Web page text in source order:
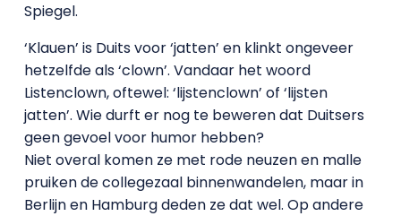
Spiegel.
‘Klauen’ is Duits voor ‘jatten’ en klinkt ongeveer
hetzelfde als ‘clown’. Vandaar het woord
Listenclown, oftewel: ‘lijstenclown’ of ‘lijsten
jatten’. Wie durft er nog te beweren dat Duitsers
geen gevoel voor humor hebben?
Niet overal komen ze met rode neuzen en malle
pruiken de collegezaal binnenwandelen, maar in
Berlijn en Hamburg deden ze dat wel. Op andere